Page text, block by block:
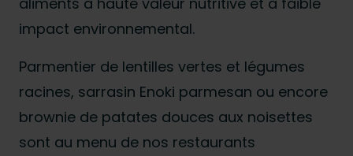
impact environnemental.
Parmentier de lentilles vertes et légumes
racines, sarrasin Enoki parmesan ou encore
brownie de patates douces aux noisettes
sont au menu de nos restaurants